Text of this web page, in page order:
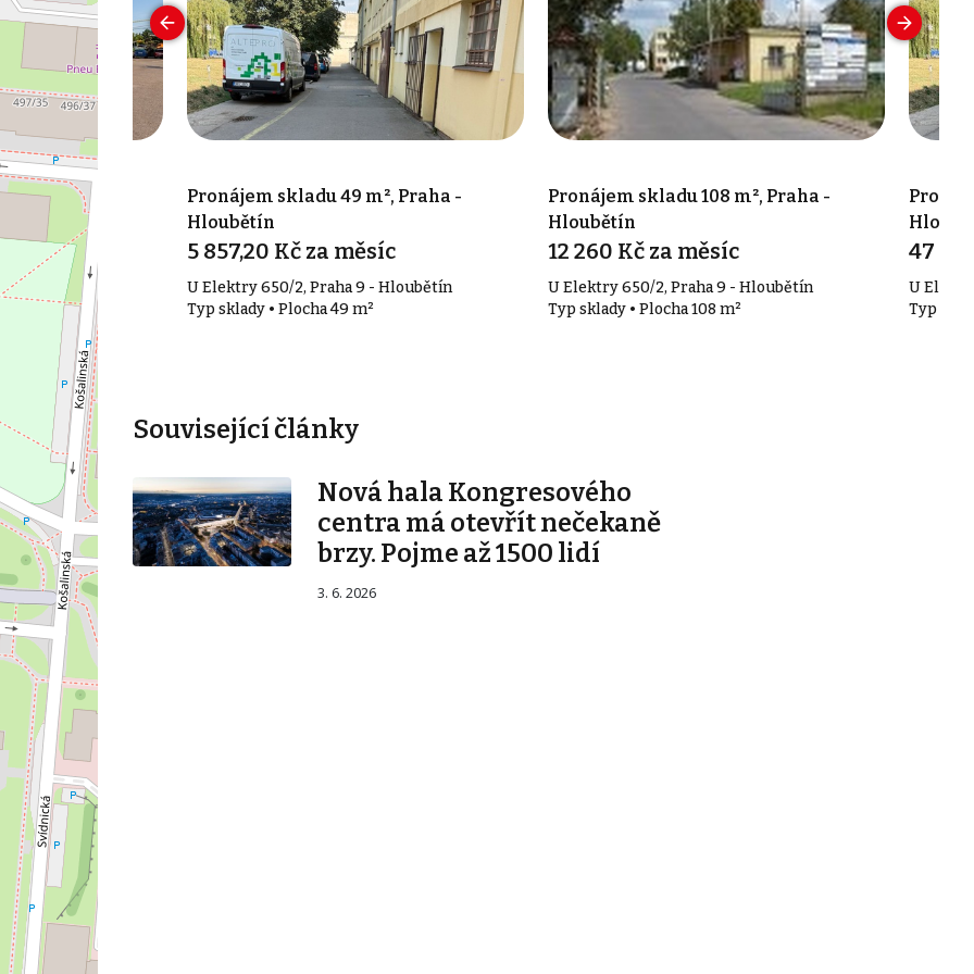
m², Praha -
4 - Hodkovičky
Pronájem skladu 49 m², Praha -
Hloubětín
5 857,20 Kč za měsíc
U Elektry 650/2, Praha 9 - Hloubětín
Typ sklady • Plocha 49 m²
Pronájem skladu 108 m², Praha -
Hloubětín
12 260 Kč za měsíc
U Elektry 650/2, Praha 9 - Hloubětín
Typ sklady • Plocha 108 m²
47
U
Typ
Související články
Nová hala Kongresového
centra má otevřít nečekaně
brzy. Pojme až 1500 lidí
3. 6. 2026